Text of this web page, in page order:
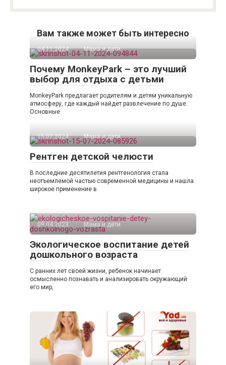
Вам также может быть интересно
04.11.2024 Мама и дети
Почему MonkeyPark – это лучший
выбор для отдыха с детьми
MonkeyPark предлагает родителям и детям уникальную
атмосферу, где каждый найдет развлечение по душе.
Основные
15.07.2024 Мама и дети
Рентген детской челюсти
В последние десятилетия рентгенология стала
неотъемлемой частью современной медицины и нашла
широкое применение в
09.04.2023 Мама и дети
Экологическое воспитание детей
дошкольного возраста
С ранних лет своей жизни, ребенок начинает
осмысленно познавать и анализировать окружающий
его мир,